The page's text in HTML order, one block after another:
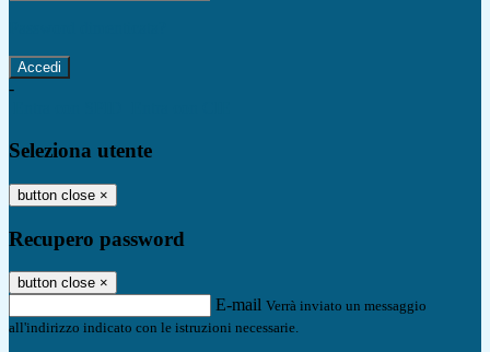
-
Seleziona utente
button close ×
Recupero password
button close ×
E-mail Verrà inviato un messaggio
all'indirizzo indicato con le istruzioni necessarie.